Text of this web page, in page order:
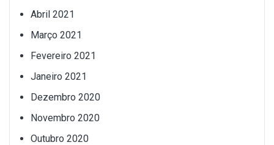
Abril 2021
Março 2021
Fevereiro 2021
Janeiro 2021
Dezembro 2020
Novembro 2020
Outubro 2020